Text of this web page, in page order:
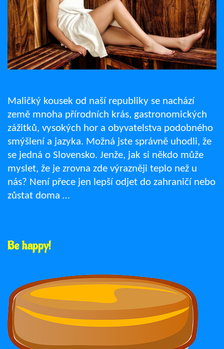
Maličký kousek od naší republiky se nachází
země mnoha přírodních krás, gastronomických
zážitků, vysokých hor a obyvatelstva podobného
smýšlení a jazyka. Možná jste správně uhodli, že
se jedná o Slovensko. Jenže, jak si někdo může
myslet, že je zrovna zde výrazněji teplo než u
nás? Není přece jen lepší odjet do zahraničí nebo
zůstat doma …
Be happy!